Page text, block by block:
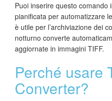
Puoi inserire questo comando
pianificata per automatizzare
è utile per l’archiviazione dei
notturno converte
aggiornate in immagini TIFF.
Perché usare
Converter?